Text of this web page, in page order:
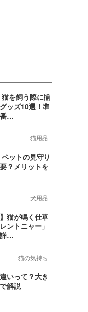
猫を飼う際に揃
ッズ10選！準
番…
猫用品
ペットの見守り
？メリットを
犬用品
猫が鳴く仕草
ントニャー」
詳…
猫の気持ち
いって？大き
解説